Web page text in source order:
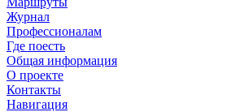
Журнал
Профессионалам
Где поесть
Общая информация
О проекте
Контакты
Навигация